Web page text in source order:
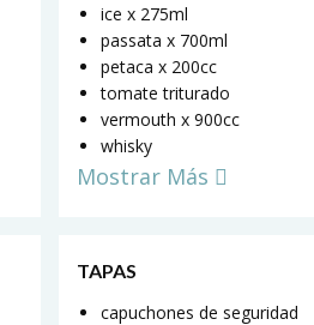
ice x 275ml
passata x 700ml
petaca x 200cc
tomate triturado
vermouth x 900cc
whisky
Mostrar Más
TAPAS
capuchones de seguridad